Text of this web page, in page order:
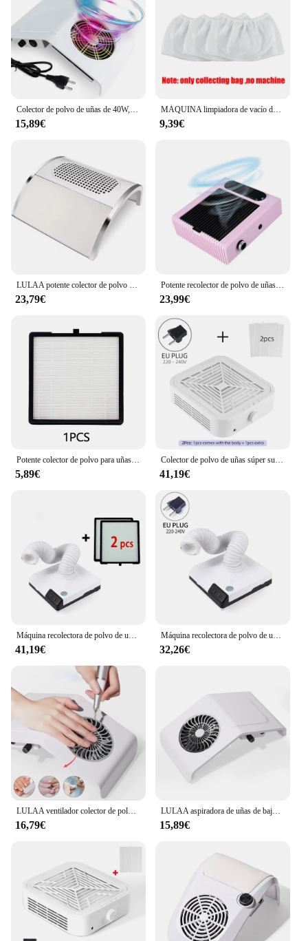
15,89€
MÁQUINA limpiadora de vacío de uñas eléctrica NEW120W, COLECTOR de polvo de uñas de una garra con 2 ventiladores y bolsa de filtro para quitar, herramienta de máquina de manicura
9,39€
23,79€
Potente recolector de polvo de uñas de 80W para manicura, aspirador de uñas con ventilador de polvo para uñas, equipo de salón de manicura
23,99€
Potente colector de polvo para uñas mejorado, 180W, con filtro reemplazable, Extractor de polvo para uñas acrílicas, equipo de salón de manicura
5,89€
Colector de polvo de uñas súper succión de 120W, potente Extractor de polvo de uñas sin escobillas, ventilador para manicura, aspiradora con 2 filtros
41,19€
Máquina recolectora de polvo de uñas con 2 filtros de piezas, aspiradora de manicura, potente ventilador, succionador de polvo para uñas, equipo para uñas
41,19€
Máquina recolectora de polvo de uñas de 60W, aspirador de polvo para manicura, pedicura, salón de manicura, eliminador de polvo, potente ventilador
32,26€
LULAA ventilador colector de polvo de uñas, aspiradora, máquina de manicura, herramientas para manicura, absorbente de polvo con filtro extraíble
16,79€
LULAA aspiradora de uñas de bajo ruido, Extractor de polvo de alta potencia para uñas, colector de polvo de uñas de bajo ruido, removedor de manicura absorbente
15,89€